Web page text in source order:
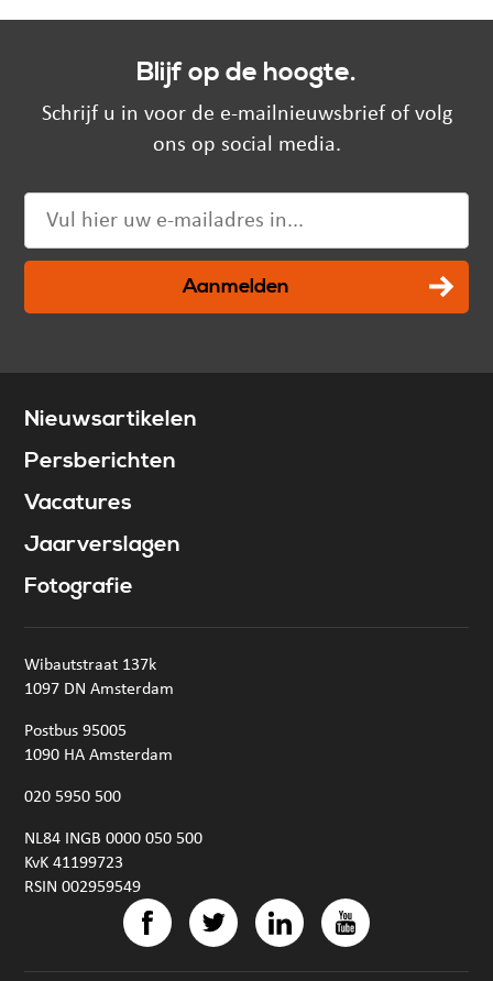
Blijf op de hoogte.
Schrijf u in voor de e-mailnieuwsbrief of volg
ons op social media.
Aanmelden
Nieuwsartikelen
Persberichten
Vacatures
Jaarverslagen
Fotografie
Wibautstraat 137k
1097 DN Amsterdam
Postbus 95005
1090 HA Amsterdam
020 5950 500
NL84 INGB 0000 050 500
KvK 41199723
RSIN 002959549